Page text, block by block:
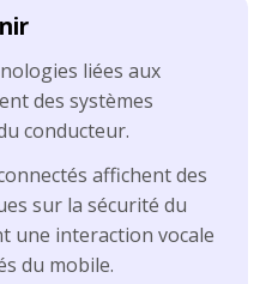
liées aux
des systèmes
conducteur.
affichent des
sur la sécurité du
une interaction vocale
du mobile.